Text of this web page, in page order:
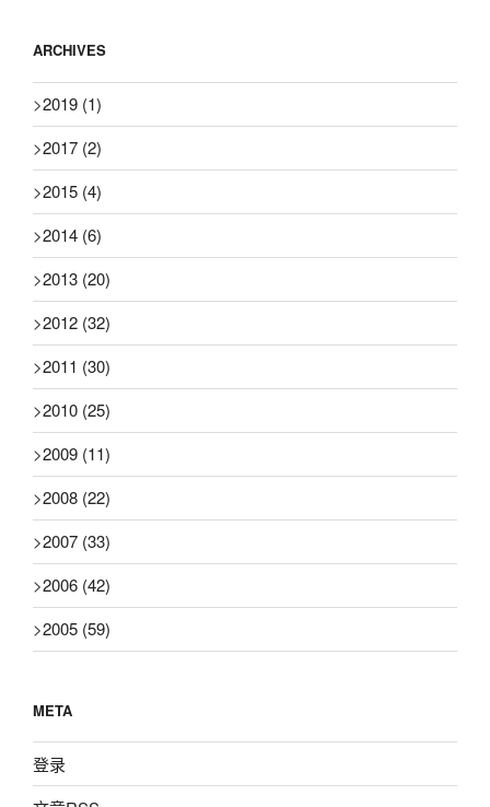
ARCHIVES
>2019 (1)
>2017 (2)
>2015 (4)
>2014 (6)
>2013 (20)
>2012 (32)
>2011 (30)
>2010 (25)
>2009 (11)
>2008 (22)
>2007 (33)
>2006 (42)
>2005 (59)
META
登录